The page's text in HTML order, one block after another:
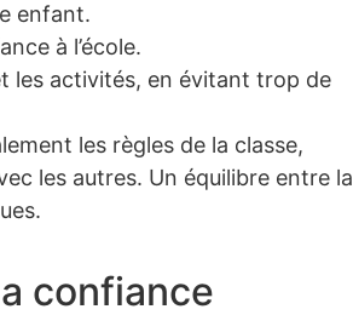
enfant.
à l’école.
les activités, en évitant trop de
les règles de la classe,
les autres. Un équilibre entre la
confiance